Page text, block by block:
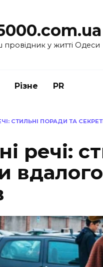
провідник у житті Одеси
Різне PR
СТИЛЬНІ ПОРАДИ ТА
речі: